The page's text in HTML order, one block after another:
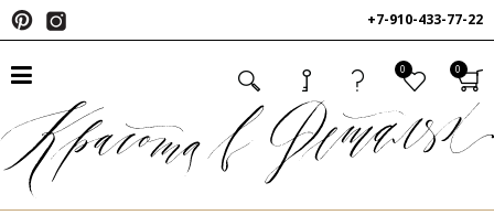
+7-910-433-77-22
0 0